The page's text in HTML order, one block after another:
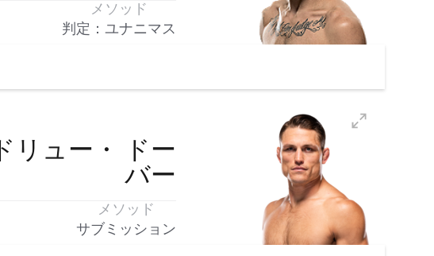
メソッド
判定：ユナニマス
ドリュー・
ドー
バー
メソッド
サブミッション